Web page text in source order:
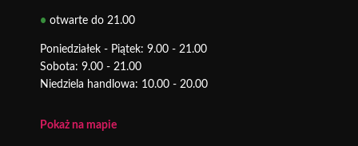
• otwarte do 21.00
Poniedziałek - Piątek: 9.00 - 21.00
Sobota: 9.00 - 21.00
Niedziela handlowa: 10.00 - 20.00
Pokaż na mapie